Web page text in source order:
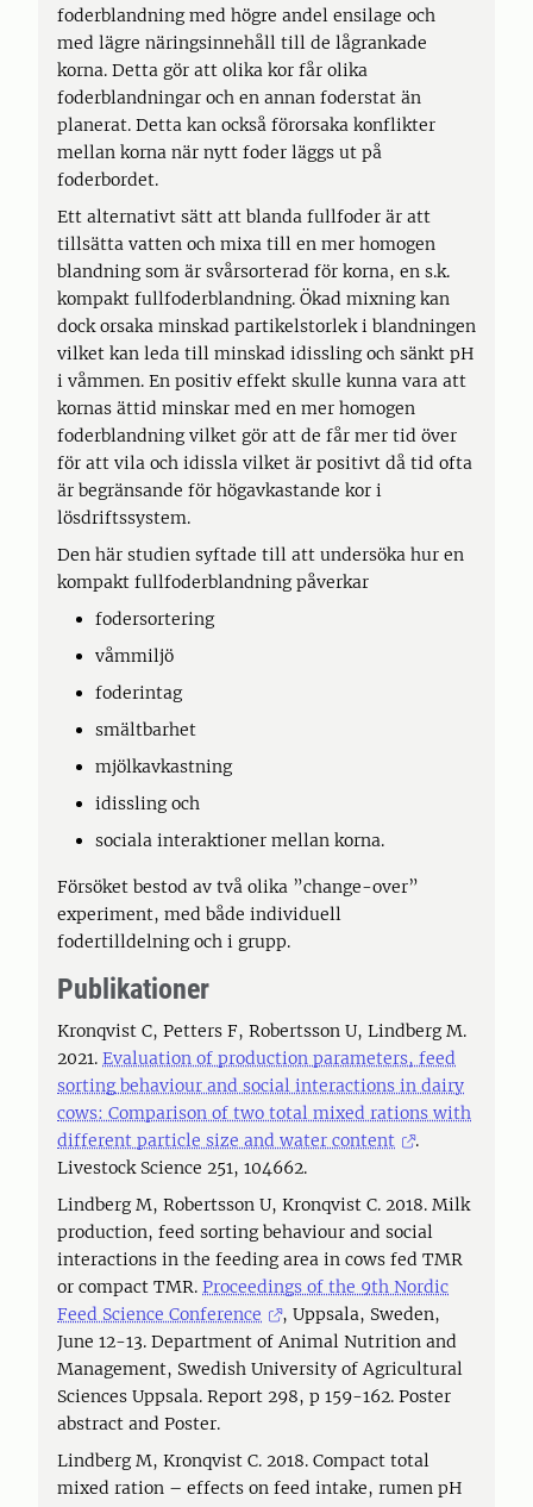
foderblandning med högre andel ensilage och
med lägre näringsinnehåll till de lågrankade
korna. Detta gör att olika kor får olika
foderblandningar och en annan foderstat än
planerat. Detta kan också förorsaka konflikter
mellan korna när nytt foder läggs ut på
foderbordet.
Ett alternativt sätt att blanda fullfoder är att
tillsätta vatten och mixa till en mer homogen
blandning som är svårsorterad för korna, en s.k.
kompakt fullfoderblandning. Ökad mixning kan
dock orsaka minskad partikelstorlek i blandningen
vilket kan leda till minskad idissling och sänkt pH
i våmmen. En positiv effekt skulle kunna vara att
kornas ättid minskar med en mer homogen
foderblandning vilket gör att de får mer tid över
för att vila och idissla vilket är positivt då tid ofta
är begränsande för högavkastande kor i
lösdriftssystem.
Den här studien syftade till att undersöka hur en
kompakt fullfoderblandning påverkar
fodersortering
våmmiljö
foderintag
smältbarhet
mjölkavkastning
idissling och
sociala interaktioner mellan korna.
Försöket bestod av två olika ”change-over”
experiment, med både individuell
fodertilldelning och i grupp.
Publikationer
Kronqvist C, Petters F, Robertsson U, Lindberg M.
2021. Evaluation of production parameters, feed
sorting behaviour and social interactions in dairy
cows: Comparison of two total mixed rations with
different particle size and water content
.
Livestock Science 251, 104662.
Lindberg M, Robertsson U, Kronqvist C. 2018. Milk
production, feed sorting behaviour and social
interactions in the feeding area in cows fed TMR
or compact TMR. Proceedings of the 9th Nordic
Feed Science Conference
, Uppsala, Sweden,
June 12-13. Department of Animal Nutrition and
Management, Swedish University of Agricultural
Sciences Uppsala. Report 298, p 159-162. Poster
abstract and Poster.
Lindberg M, Kronqvist C. 2018. Compact total
mixed ration – effects on feed intake, rumen pH